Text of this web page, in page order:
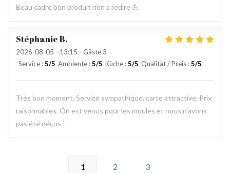
Beau cadre bon produit rien a redire 💪
StéphanieB
2026-08-05 - 13:15 - Gäste 3
Service :5/5 Ambiente :5/5 Küche :5/5 Qualität / Preis :5/5
Très bon moment. Service sympathique, carte attractive. Prix
raisonnables. On est venus pour les moules et nous n'avons
pas été déçus !
1 2 3